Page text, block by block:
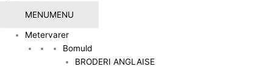
MENUMENU
Metervarer
Bomuld
BRODERI ANGLAISE